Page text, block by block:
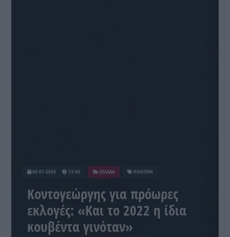
06-07-2026 11:44 ΕΛΛΑΔΑ ΠΟΛΙΤΙΚΗ
Κοντογεώργης για πρόωρες
εκλογές: «Και το 2022 η ίδια
κουβέντα γινόταν»